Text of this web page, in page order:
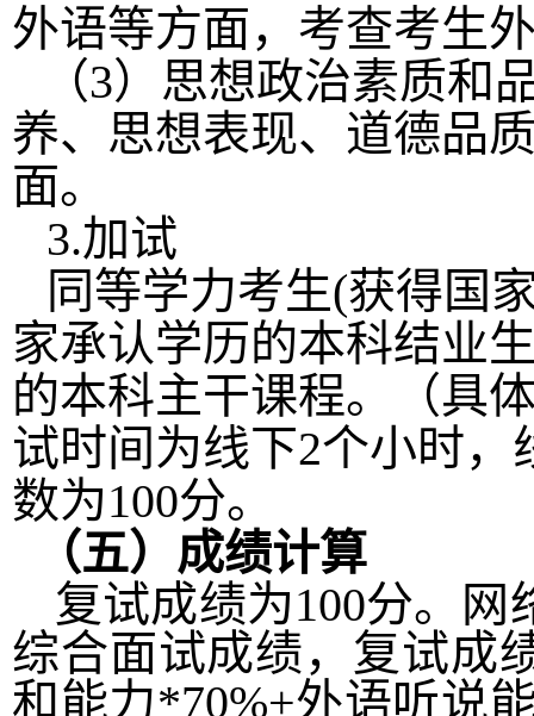
外语等方面，考查考生
（3）思想政治素质和
养、思想表现、道德品
面。
3.加试
同等学力考生(获得国
家承认学历的本科结业
的本科主干课程。（具
试时间为线下2个小时
数为100分。
（五）成绩计算
复试成绩为100分。网
综合面试成绩，复试成
和能力*70%+外语听说